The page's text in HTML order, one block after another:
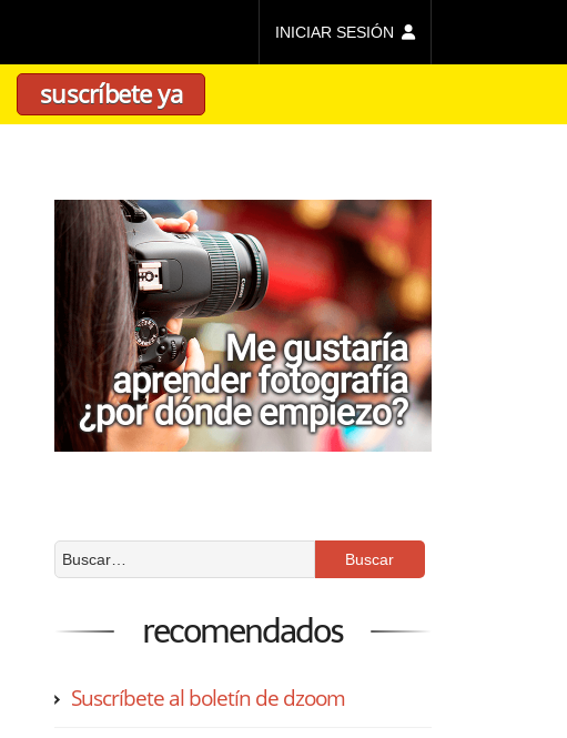
INICIAR SESIÓN
suscríbete ya
recomendados
Suscríbete al boletín de dzoom